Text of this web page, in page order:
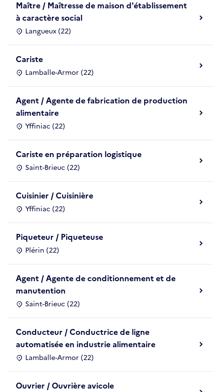
Maître / Maîtresse de maison d'établissement
à caractère social
Langueux (22)
Cariste
Lamballe-Armor (22)
Agent / Agente de fabrication de production
alimentaire
Yffiniac (22)
Cariste en préparation logistique
Saint-Brieuc (22)
Cuisinier / Cuisinière
Yffiniac (22)
Piqueteur / Piqueteuse
Plérin (22)
Agent / Agente de conditionnement et de
manutention
Saint-Brieuc (22)
Conducteur / Conductrice de ligne
automatisée en industrie alimentaire
Lamballe-Armor (22)
Ouvrier / Ouvrière avicole